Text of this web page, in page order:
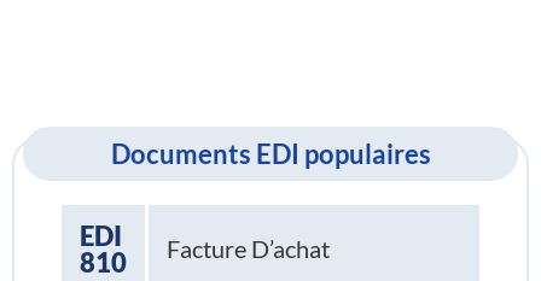
Documents EDI populaires
EDI
810
Facture D’achat